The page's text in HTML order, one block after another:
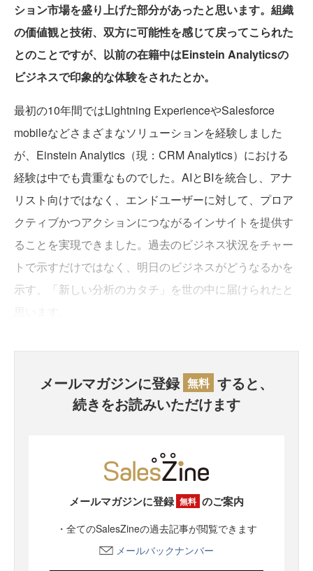
ション市場を盛り上げた部分があったと思います。組織
の価値観と技術、双方に可能性を感じて戻ってこられた
とのことですが、以前の在籍中はEinstein Analyticsの
ビジネスで印象的な体験をされたとか。
最初の10年間ではLightning ExperienceやSalesforce
mobileなどさまざまなソリューションを経験しました
が、Einstein Analytics（現：CRM Analytics）における
経験は中でも貴重なものでした。AIとBIを統合し、アナ
リスト向けではなく、エンドユーザーに対して、プロア
クティブかつアクションにつながるインサイトを提供す
ることを実現できました。過去のビジネス状況をチャー
トで示すだけではなく、明日のビジネスがどうなるかを
示す、「新しい分析のカタチ」を世の中に届けられたと
メールマガジンに登録 無料 すると、
続きをお読みいただけます
メールマガジンに登録 無料 のご案内
・全てのSalesZineの過去記事が閲覧できます
メールバックナンバー